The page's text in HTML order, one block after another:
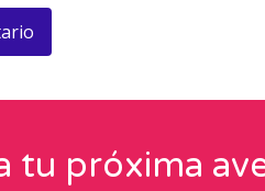
tu próxima